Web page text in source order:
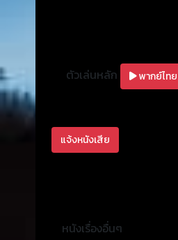
ตัวเล่นหลัก พากย์ไทย
แจ้งหนังเสีย
หนังเรื่องอื่นๆ